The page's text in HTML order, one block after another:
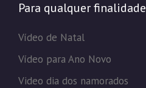
Para qualquer finalidade
Vídeo de Natal
Vídeo para Ano Novo
Video dia dos namorados